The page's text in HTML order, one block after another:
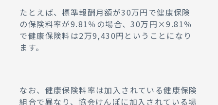
たとえば、標準報酬月額が30万円で健康保険
の保険料率が9.81％の場合、30万円×9.81％
で健康保険料は2万9,430円ということになり
ます。
なお、健康保険料率は加入されている健康保険
組合で異なり、協会けんぽに加入されている場